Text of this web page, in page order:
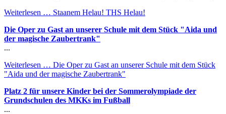
Weiterlesen … Staanem Helau! THS Helau!
Die Oper zu Gast an unserer Schule mit dem Stück "Aida und
der magische Zaubertrank"
...
Weiterlesen … Die Oper zu Gast an unserer Schule mit dem Stück
"Aida und der magische Zaubertrank"
Platz 2 für unsere Kinder bei der Sommerolympiade der
Grundschulen des MKKs im Fußball
...